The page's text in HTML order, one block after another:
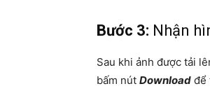
Bước 3: Nhận
Sau khi ảnh được tải
bấm nút Download để